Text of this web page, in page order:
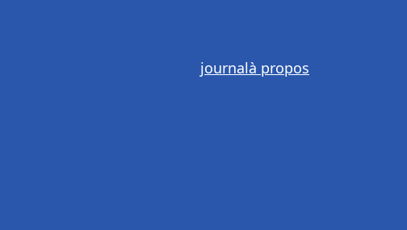
journalà propos